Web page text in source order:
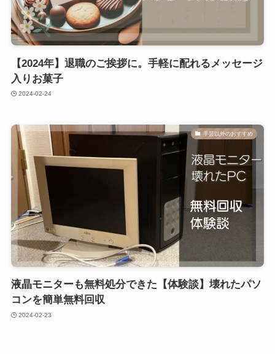
【2024年】退職のご挨拶に。手軽に配れるメッセージ
入りお菓子
2024-02-24
手芸以外のおすすめ
液晶モニターも無料処分できた【体験談】壊れたパソ
コンを簡単無料回収
2024-02-23